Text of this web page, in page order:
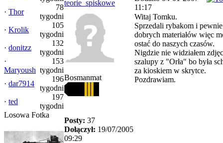
· Thor
78
tygodni
· Krolik
105
tygodni
· donitzz
132
tygodni
·
Maryoush
153
tygodni
· dar7914
196
tygodni
· ted
197
tygodni
Losowa Fotka
teorie_spiskowe
11:17
Bosmanmat
Posty: 37
Dołączył: 19/07/2005
09:29
Witaj Tomku.
Sprzedali rybakom i pewnie
dobrych materiałów więc
ostać do naszych czasów.
Nigdzie nie widziałem
szalupy z "Orła" bo była
za kioskiem w skrytce.
Pozdrawiam.